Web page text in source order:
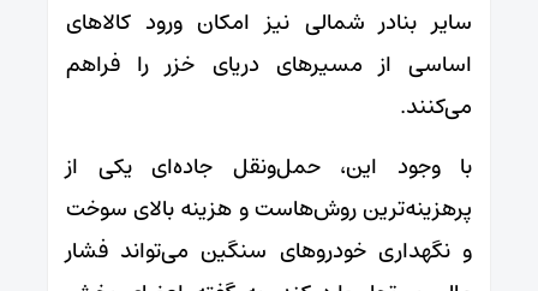
سایر بنادر شمالی نیز امکان ورود کالاهای
اساسی از مسیرهای دریای خزر را فراهم
می‌کنند.
با وجود این، حمل‌ونقل جاده‌ای یکی از
پرهزینه‌ترین روش‌هاست و هزینه بالای سوخت
و نگهداری خودروهای سنگین می‌تواند فشار